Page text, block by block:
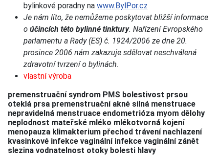
bylinkové poradny na www.BylPor.cz
Je nám líto, že nemůžeme poskytovat bližší informace
o účincích této bylinné tinktury. Nařízení Evropského
parlamentu a Rady (ES) č. 1924/2006 ze dne 20.
prosince 2006 nám zakazuje sdělovat neschválená
zdravotní tvrzení o bylinách.
vlastní výroba
premenstruační syndrom PMS bolestivost prsou
oteklá prsa premenstruační akné silná menstruace
nepravidelná menstruace endometrióza myom dělohy
neplodnost mateřské mléko mlékotvorná kojení
menopauza klimakterium přechod trávení nachlazení
kvasinkové infekce vaginální infekce vaginální zánět
slezina vodnatelnost otoky bolesti hlavy